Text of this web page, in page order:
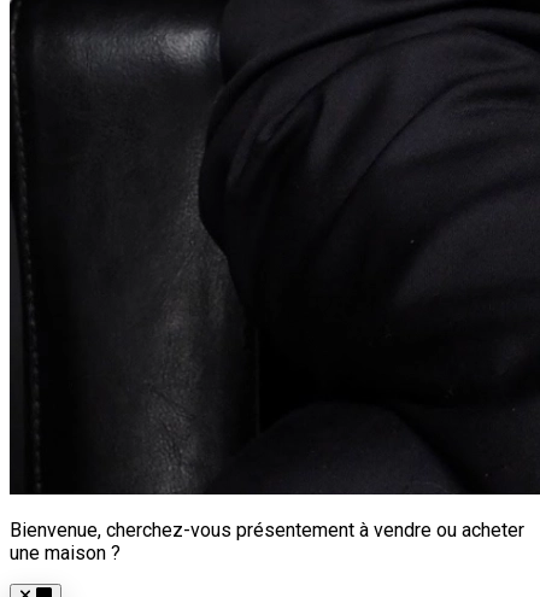
Bienvenue, cherchez-vous présentement à vendre ou acheter
une maison ?